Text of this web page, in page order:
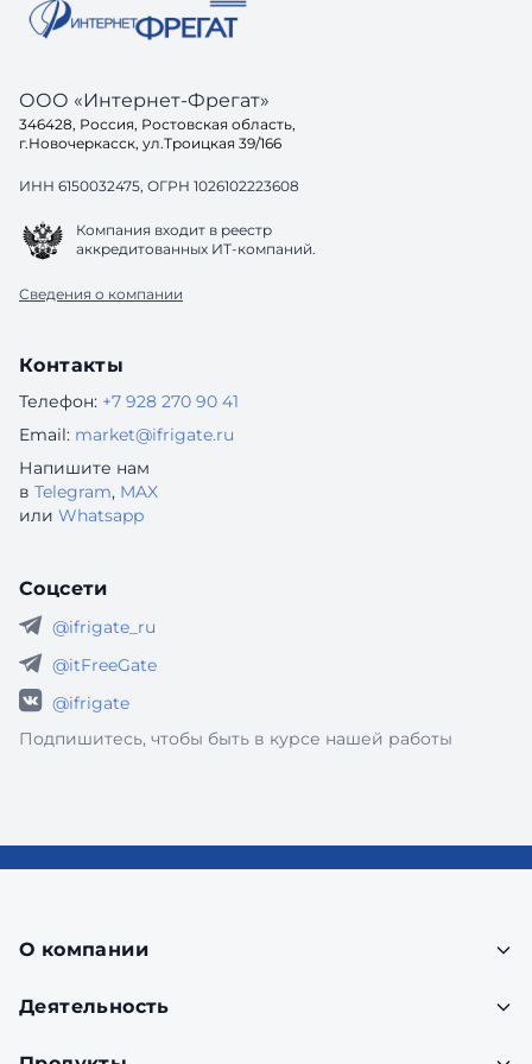
ООО «Интернет-Фрегат»
346428, Россия, Ростовская область,
г.Новочеркасск, ул.Троицкая 39/166
ИНН 6150032475, ОГРН 1026102223608
Компания входит в реестр
аккредитованных ИТ-компаний.
Сведения о компании
Контакты
Телефон: +7 928 270 90 41
Email: market@ifrigate.ru
Напишите нам
в Telegram, MAX
или Whatsapp
Соцсети
@ifrigate_ru
@itFreeGate
@ifrigate
Подпишитесь, чтобы быть в курсе нашей работы
О компании
Деятельность